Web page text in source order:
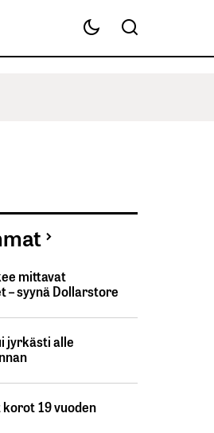
mittavat
– syynä Dollarstore
jyrkästi alle
19 vuoden